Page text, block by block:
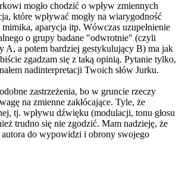
mogło chodzić o wpływ zmiennych
które wpływać mogły na wiarygodność
aparycja itp. Wówczas uzupełnienie
go o grupy badane "odwrotnie" (czyli
A, a potem bardziej gestykulujący B) ma jak
zgadzam się z taką opinią. Pytanie tylko,
nadinterpretacji Twoich słów Jurku.
zastrzeżenia, bo w gruncie rzeczy
na zmienne zakłócające. Tyle, że
tj. wpływu dźwięku (modulacji, tonu głosu
trudno się nie zgodzić. Mam nadzieję, że
autora do wypowidzi i obrony swojego